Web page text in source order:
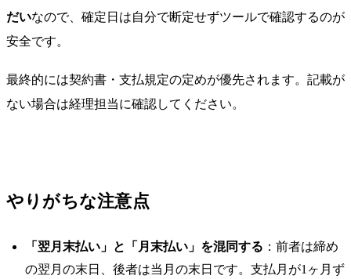
だいなので、確定日は自分で断定せずツールで確認するのが
安全です。
最終的には契約書・支払規定の定めが優先されます。記載が
ない場合は経理担当に確認してください。
やりがちな注意点
「翌月末払い」と「月末払い」を混同する ：前者は締め
の翌月の末日、後者は当月の末日です。支払月が1ヶ月ず